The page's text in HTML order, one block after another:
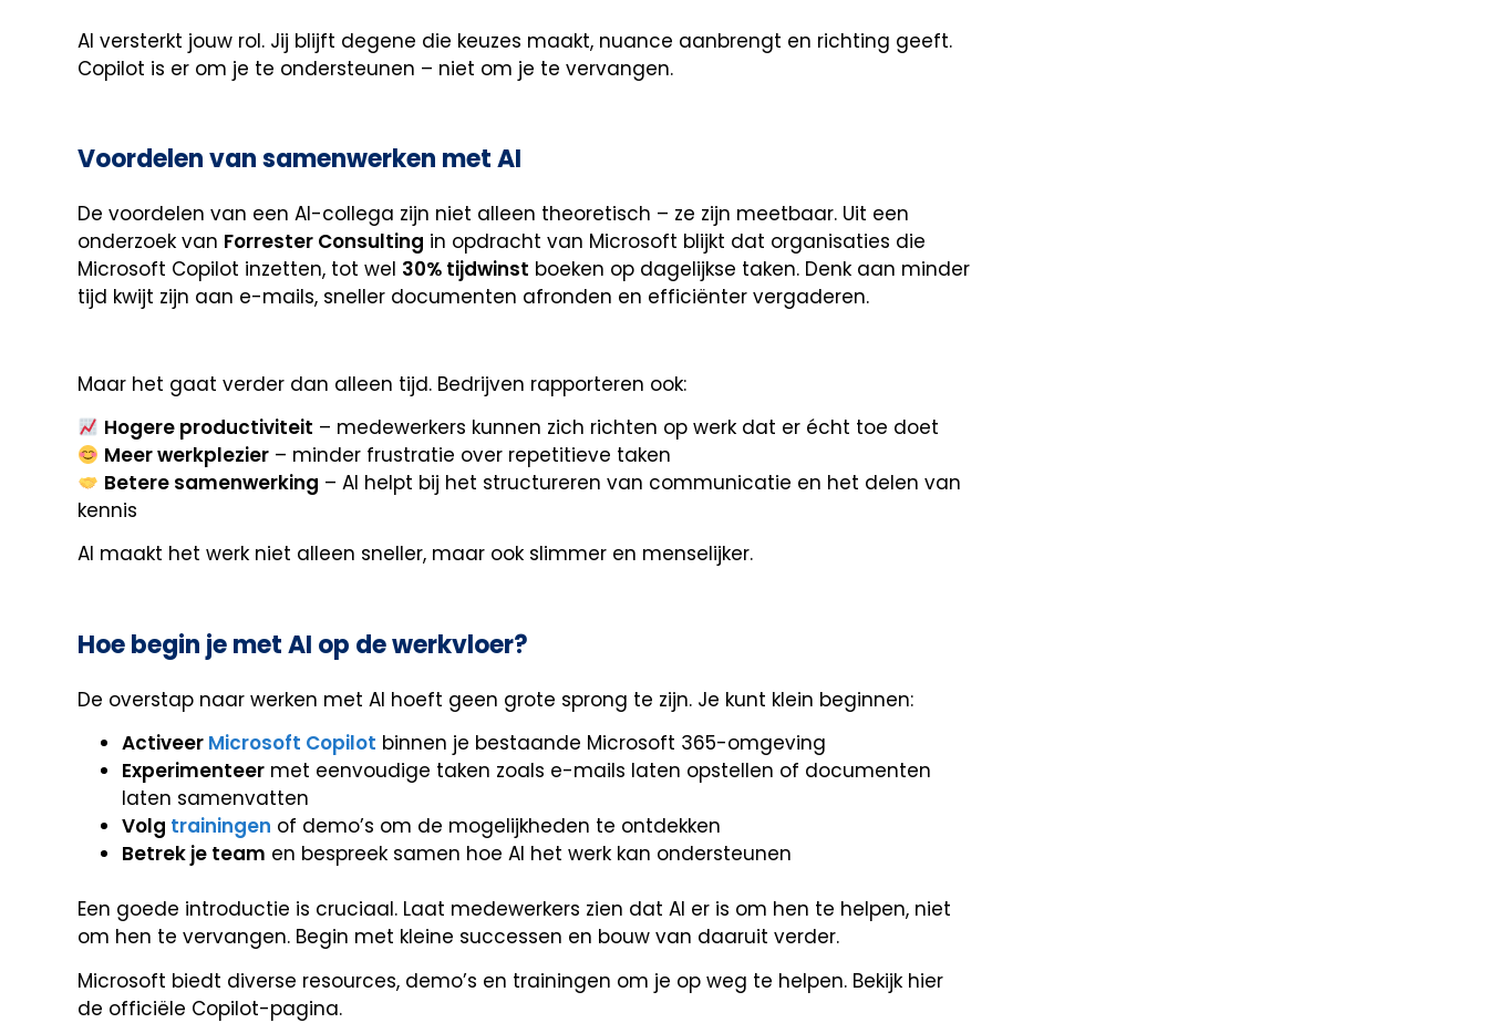
AI versterkt jouw rol. Jij blijft degene die keuzes maakt, nuance aanbrengt en richting geeft.
Copilot is er om je te ondersteunen – niet om je te vervangen.
Voordelen van samenwerken met AI
De voordelen van een AI-collega zijn niet alleen theoretisch – ze zijn meetbaar. Uit een
onderzoek van Forrester Consulting in opdracht van Microsoft blijkt dat organisaties die
Microsoft Copilot inzetten, tot wel 30% tijdwinst boeken op dagelijkse taken. Denk aan minder
tijd kwijt zijn aan e-mails, sneller documenten afronden en efficiënter vergaderen.
Maar het gaat verder dan alleen tijd. Bedrijven rapporteren ook:
Hogere productiviteit – medewerkers kunnen zich richten op werk dat er écht toe doet
Meer werkplezier – minder frustratie over repetitieve taken
Betere samenwerking – AI helpt bij het structureren van communicatie en het delen van
kennis
AI maakt het werk niet alleen sneller, maar ook slimmer en menselijker.
Hoe begin je met AI op de werkvloer?
De overstap naar werken met AI hoeft geen grote sprong te zijn. Je kunt klein beginnen:
Activeer Microsoft Copilot binnen je bestaande Microsoft 365-omgeving
Experimenteer met eenvoudige taken zoals e-mails laten opstellen of documenten
laten samenvatten
Volg trainingen of demo’s om de mogelijkheden te ontdekken
Betrek je team en bespreek samen hoe AI het werk kan ondersteunen
Een goede introductie is cruciaal. Laat medewerkers zien dat AI er is om hen te helpen, niet
om hen te vervangen. Begin met kleine successen en bouw van daaruit verder.
Microsoft biedt diverse resources, demo’s en trainingen om je op weg te helpen. Bekijk hier
de officiële Copilot-pagina.